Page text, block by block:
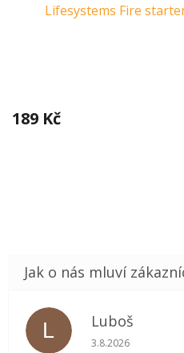
Lifesystems Fire
189 Kč
L Luboš
Hodnocení
3.8.2026